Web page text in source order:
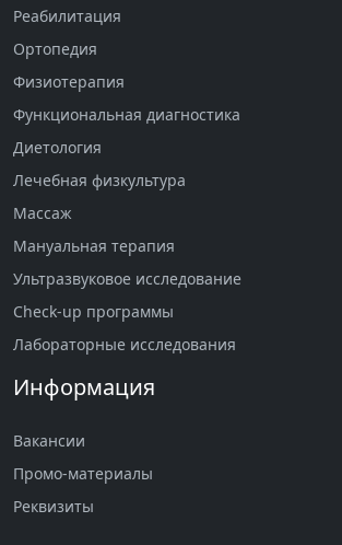
Реабилитация
Ортопедия
Физиотерапия
Функциональная диагностика
Диетология
Лечебная физкультура
Массаж
Мануальная терапия
Ультразвуковое исследование
Check-up программы
Лабораторные исследования
Информация
Вакансии
Промо-материалы
Реквизиты